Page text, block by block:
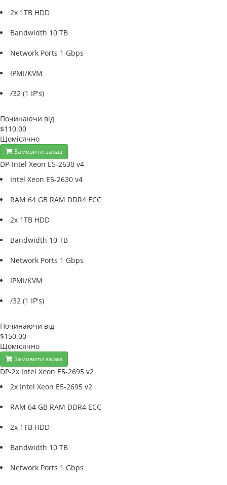
2x 1TB HDD
Bandwidth 10 TB
Network Ports 1 Gbps
IPMI/KVM
/32 (1 IP's)
Починаючи від
$110.00
Щомісячно
Замовити зараз
DP-Intel Xeon E5-2630 v4
Intel Xeon E5-2630 v4
RAM 64 GB RAM DDR4 ECC
2x 1TB HDD
Bandwidth 10 TB
Network Ports 1 Gbps
IPMI/KVM
/32 (1 IP's)
Починаючи від
$150.00
Щомісячно
Замовити зараз
DP-2x Intel Xeon E5-2695 v2
2x Intel Xeon E5-2695 v2
RAM 64 GB RAM DDR4 ECC
2x 1TB HDD
Bandwidth 10 TB
Network Ports 1 Gbps